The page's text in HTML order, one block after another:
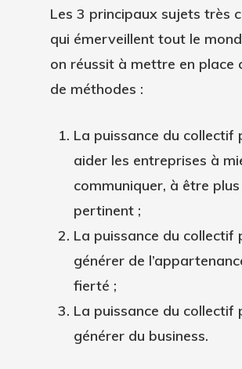
Les 3 principaux sujets très
qui émerveillent tout le
on réussit à mettre en place
de méthodes :
La puissance du collectif
aider les entreprises à
communiquer, à être plus
pertinent ;
La puissance du collectif
générer de
fierté ;
La puissance du collectif
générer du business.